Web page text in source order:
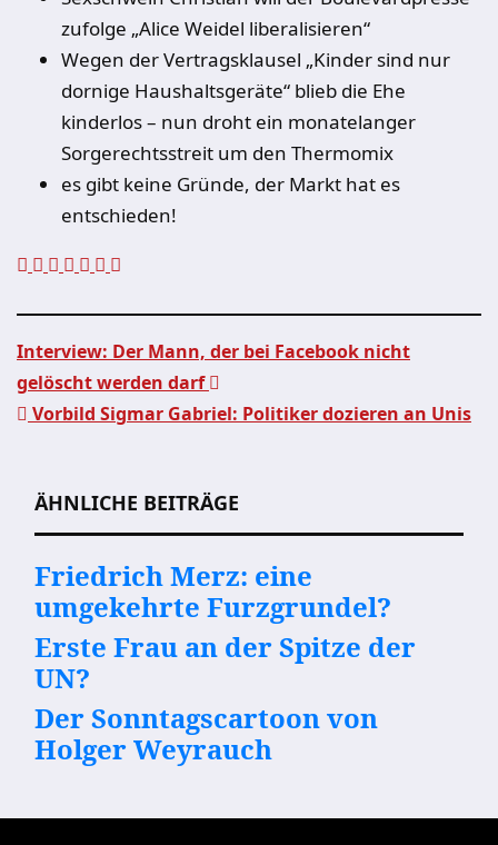
zufolge „Alice Weidel liberalisieren“
Wegen der Vertragsklausel „Kinder sind nur
dornige Haushaltsgeräte“ blieb die Ehe
kinderlos – nun droht ein monatelanger
Sorgerechtsstreit um den Thermomix
es gibt keine Gründe, der Markt hat es
entschieden!
Beitragsnavigation
Interview: Der Mann, der bei Facebook nicht
gelöscht werden darf
Vorbild Sigmar Gabriel: Politiker dozieren an Unis
ÄHNLICHE BEITRÄGE
Friedrich Merz: eine
umgekehrte Furzgrundel?
Erste Frau an der Spitze der
UN?
Der Sonntagscartoon von
Holger Weyrauch